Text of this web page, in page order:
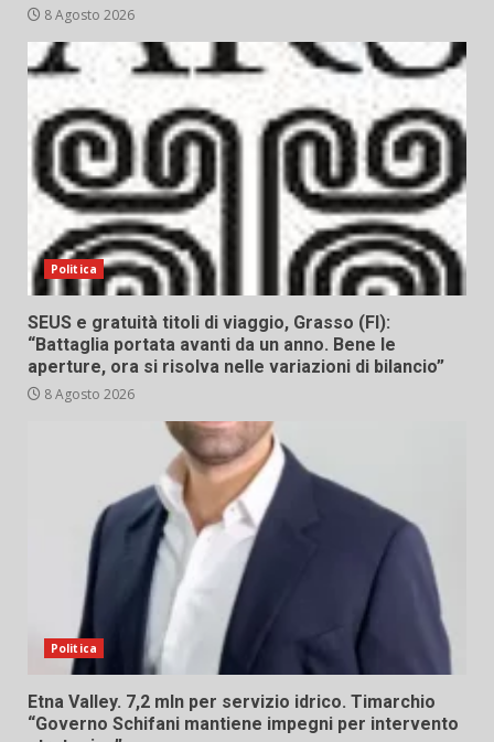
8 Agosto 2026
Politica
SEUS e gratuità titoli di viaggio, Grasso (FI):
“Battaglia portata avanti da un anno. Bene le
aperture, ora si risolva nelle variazioni di bilancio”
8 Agosto 2026
Politica
Etna Valley. 7,2 mln per servizio idrico. Timarchio
“Governo Schifani mantiene impegni per intervento